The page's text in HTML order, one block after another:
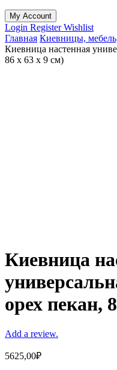
My Account
Login RegisterWishlist
Главная Киевницы,
Киевница настенная
86 х 63 х 9 см)
Киевница
орех пекан,
Add a review.
5625,00₽